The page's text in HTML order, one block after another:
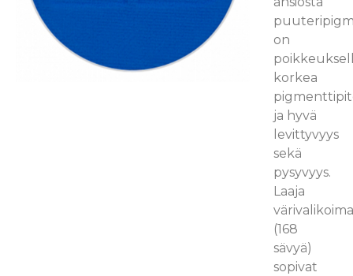
on
korkea
ja hyvä
levittyvyys
sekä
pysyvyys.
Laaja
(168
sävyä)
sopivat